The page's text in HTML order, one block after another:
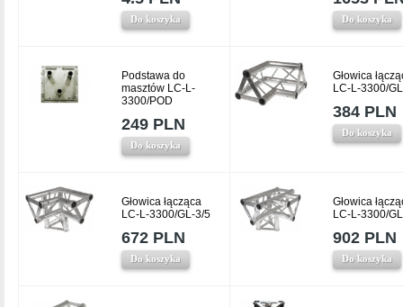
Do koszyka Do koszyka
Podstawa do
masztów LC-L-
3300/POD
249 PLN
Do koszyka
Głowica
LC-L-3300/
384 PLN
Do koszyka
Głowica łącząca
LC-L-3300/GL-3/5
672 PLN
Do koszyka
Głowica
LC-L-3300/
902 PLN
Do koszyka